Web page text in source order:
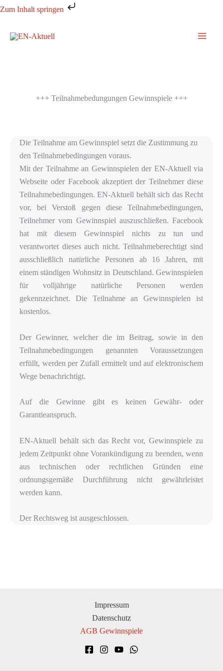
Zum Inhalt springen
Zum
springen
+++ Teilnahmebedungungen Gewinnspiele +++
Die Teilnahme am Gewinnspiel setzt die Zustimmung zu
den Teilnahmebedingungen voraus.
Mit der Teilnahme an Gewinnspielen der EN-Aktuell via
Webseite oder Facebook akzeptiert der Teilnehmer diese
Teilnahmebedingungen. EN-Aktuell behält sich das Recht
vor, bei Verstoß gegen diese Teilnahmebedingungen,
Teilnehmer vom Gewinnspiel auszuschließen. Facebook
hat mit diesem Gewinnspiel nichts zu tun und
verantwortet dieses auch nicht. Teilnahmeberechtigt sind
ausschließlich natürliche Personen ab 16 Jahren, mit
einem ständigen Wohnsitz in Deutschland. Gewinnspielen
für volljährige natürliche Personen werden
gekennzeichnet. Die Teilnahme an Gewinnspielen ist
kostenlos.
Der Gewinner, welcher die im Beitrag, sowie in den
Teilnahmebedingungen genannten Voraussetzungen
erfüllt, werden per Zufall ermittelt und auf elektronischem
Wege benachrichtigt.
Auf die Gewinne gibt es keinen Gewähr- oder
Garantieanspruch.
EN-Aktuell behält sich das Recht vor, Gewinnspiele zu
jedem Zeitpunkt ohne Vorankündigung zu beenden, wenn
aus technischen oder rechtlichen Gründen eine
ordnungsgemäße Durchführung nicht gewährleistet
werden kann.
Der Rechtsweg ist ausgeschlossen.
Impressum
Datenschutz
AGB Gewinnspiele